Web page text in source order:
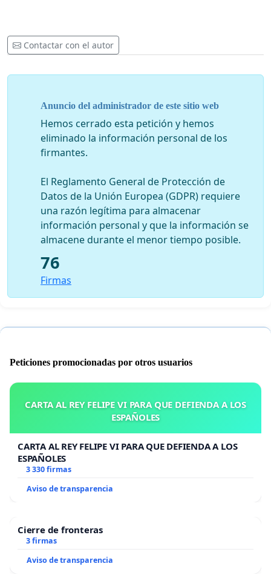
Contactar con el autor
Anuncio del administrador de este sitio web
Hemos cerrado esta petición y hemos
eliminado la información personal de los
firmantes.
El Reglamento General de Protección de
Datos de la Unión Europea (GDPR) requiere
una razón legítima para almacenar
información personal y que la información se
almacene durante el menor tiempo posible.
76
Firmas
Peticiones promocionadas por otros usuarios
CARTA AL REY FELIPE VI PARA QUE DEFIENDA A LOS
ESPAÑOLES
CARTA AL REY FELIPE VI PARA QUE DEFIENDA A LOS
ESPAÑOLES
3 330 firmas
Aviso de transparencia
Cierre de fronteras
3 firmas
Aviso de transparencia